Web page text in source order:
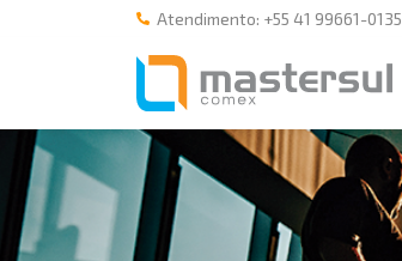
Atendimento: +55 41 99661-0135
Home
A Mastersul
Serviços